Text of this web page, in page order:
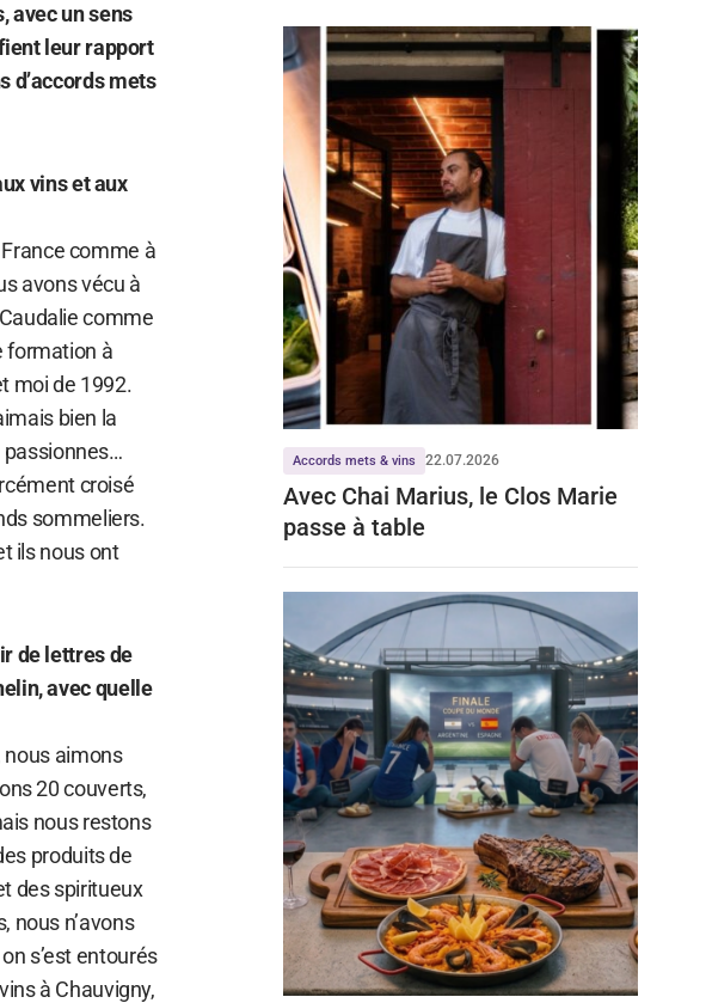
avec un sens
leur rapport
d’accords mets
vins et aux
comme à
avons vécu à
comme
formation à
moi de 1992.
bien la
passionnes…
croisé
sommeliers.
ils nous ont
de lettres de
avec quelle
nous aimons
20 couverts,
nous restons
produits de
des spiritueux
nous n’avons
s’est entourés
à Chauvigny,
Accords mets & vins 22.07.2026
Avec Chai Marius, le Clos Marie
passe à table